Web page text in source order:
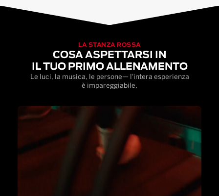
LA STANZA ROSSA
COSA ASPETTARSI IN
IL TUO PRIMO ALLENAMENTO
Le luci, la musica, le persone— l'intera esperienza
è impareggiabile.